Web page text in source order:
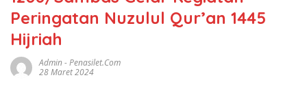
Peringatan Nuzulul Qur’an 1445
Hijriah
Admin-Penasilet.com
28 Maret 2024